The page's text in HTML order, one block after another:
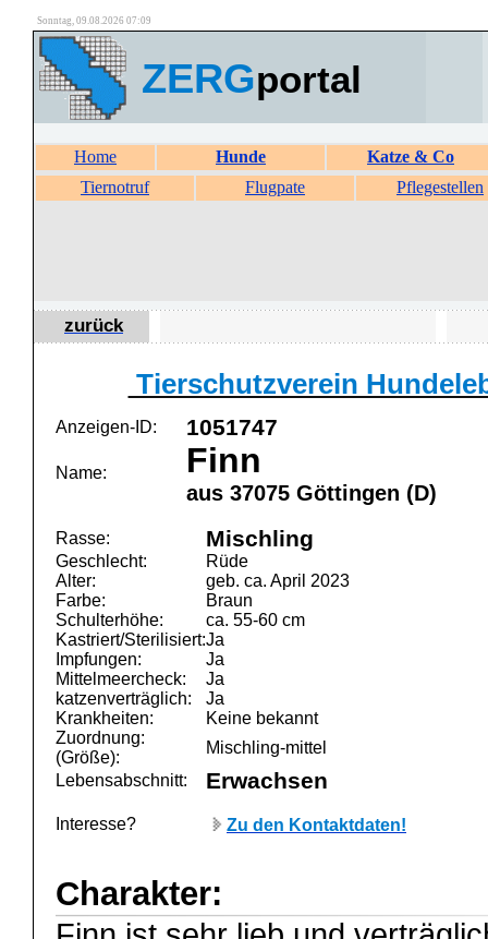
Sonntag, 09.08.2026 07:09
ZERGportal
Home Hunde
Katze & Co
Tiernotruf
Flugpate Pflegestellen
zurück
Tierschutzverein
Anzeigen-ID: 1051747
Name: Finn
aus 37075 Göttingen (D)
Rasse: Mischling
Geschlecht:
Rüde
Alter:
geb. ca. April 2023
Farbe:
Braun
Schulterhöhe:
ca. 55-60 cm
Kastriert/Sterilisiert:Ja
Impfungen:
Ja
Mittelmeercheck:
Ja
katzenverträglich:
Ja
Krankheiten:
Keine bekannt
Zuordnung:
(Größe):
Mischling-mittel
Lebensabschnitt:
Erwachsen
Interesse? Zu den Kontaktdaten!
Charakter: